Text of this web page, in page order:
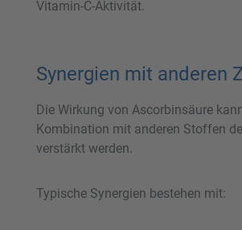
Vitamin-C-Aktivität.
Synergien mit anderen
Die Wirkung von Ascorbinsäure
Kombination mit anderen Stoffen
verstärkt werden.
Typische Synergien bestehen mit: